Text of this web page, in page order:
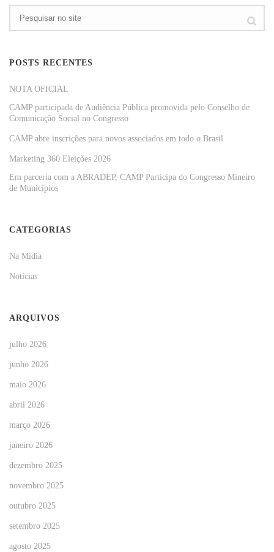
POSTS RECENTES
NOTA OFICIAL
CAMP participada de Audiência Pública promovida pelo Conselho de
Comunicação Social no Congresso
CAMP abre inscrições para novos associados em todo o Brasil
Marketing 360 Eleições 2026
Em parceria com a ABRADEP, CAMP Participa do Congresso Mineiro
de Municípios
CATEGORIAS
Na Mídia
Notícias
ARQUIVOS
julho 2026
junho 2026
maio 2026
abril 2026
março 2026
janeiro 2026
dezembro 2025
novembro 2025
outubro 2025
setembro 2025
agosto 2025